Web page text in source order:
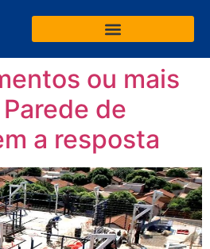
ou mais
de
a resposta